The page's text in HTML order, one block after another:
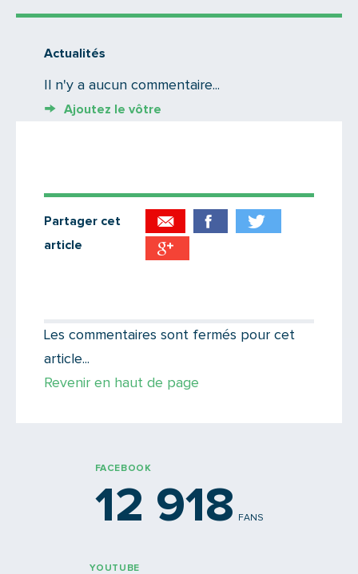
Actualités
Il n'y a aucun commentaire...
Ajoutez le vôtre
Partager cet
article
Les commentaires sont fermés pour cet
article...
Revenir en haut de page
FACEBOOK
12 918 FANS
YOUTUBE